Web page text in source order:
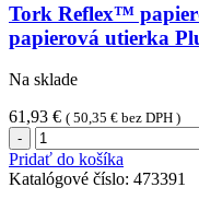
Tork Reflex™
papierová utierka
Na sklade
61,93 € ( 50,35 € bez DPH )
množstvo
Tork
Reflex™
papierová
Pridať do košíka
Katalógové číslo: 473391